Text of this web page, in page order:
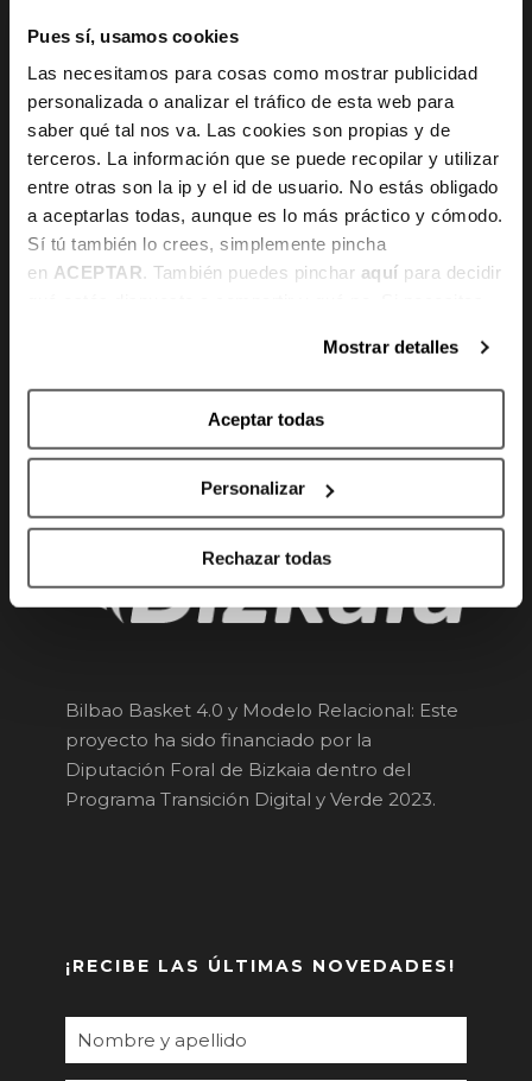
Pues sí, usamos cookies
Las necesitamos para cosas como mostrar publicidad
personalizada o analizar el tráfico de esta web para
saber qué tal nos va. Las cookies son propias y de
terceros. La información que se puede recopilar y utilizar
entre otras son la ip y el id de usuario. No estás obligado
a aceptarlas todas, aunque es lo más práctico y cómodo.
Sí tú también lo crees, simplemente pincha
en ACEPTAR. También puedes pinchar aquí para decidir
Mostrar detalles
Aceptar todas
Personalizar
Rechazar todas
Canal de denuncias
HORARIO
Te atendemos
De lunes a viernes
10:00h -14:00h
Bilbao Basket 4.0 y Modelo Relacional: Este
proyecto ha sido financiado por la
Diputación Foral de Bizkaia dentro del
Programa Transición Digital y Verde 2023.
¡RECIBE LAS ÚLTIMAS NOVEDADES!